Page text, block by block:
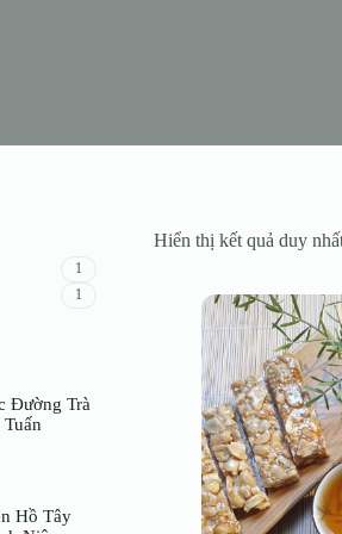
Hiển thị kết quả duy
1
1
Đường Trà
Hồ Tây